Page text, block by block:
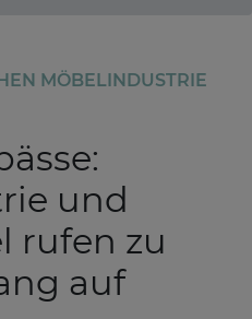
MÖBELINDUSTRIE
und
rufen zu
auf